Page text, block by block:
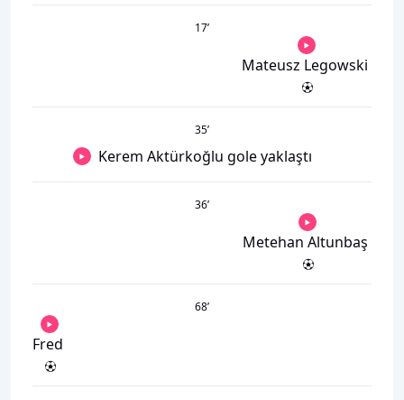
17’
Mateusz Legowski
35’
Kerem Aktürkoğlu gole yaklaştı
36’
Metehan Altunbaş
68’
Fred